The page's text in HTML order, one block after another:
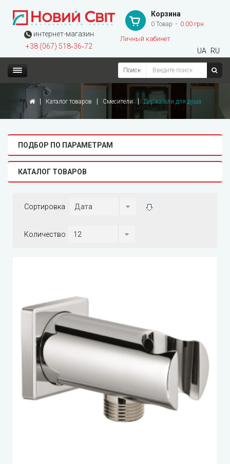
интернет-магазин
+38 (067) 518‑36‑72
Корзина
0 Товар 0.00 грн
Личный кабинет
UA RU
Поиск
Каталог товаров Смесители Держатели для душа
ПОДБОР ПО ПАРАМЕТРАМ
КАТАЛОГ ТОВАРОВ
Сортировка
Количество